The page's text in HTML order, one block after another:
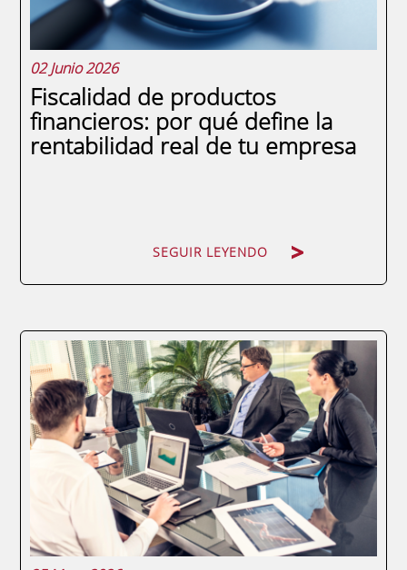
02 Junio 2026
Fiscalidad de productos
financieros: por qué define la
rentabilidad real de tu empresa
SEGUIR LEYENDO
La fiscalidad de productos financieros es
uno de los factores que más condiciona la
rentabilidad neta de una cartera de
inversión empresarial. Dos compañías con
idéntico portafolio pueden obtener
resultados radicalmente distintos en
función de cómo...